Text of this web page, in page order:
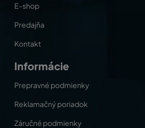
E-shop
Predajňa
Kontakt
Informácie
Prepravné podmienky
Reklamačný poriadok
Záručné podmienky